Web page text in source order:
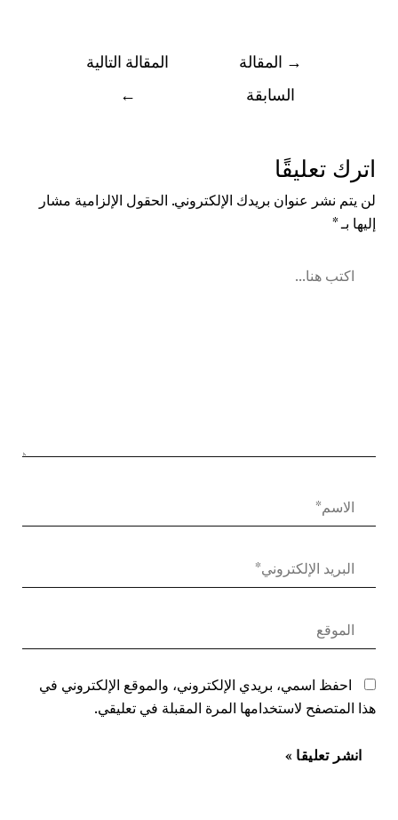
→ المقالة
السابقة
المقالة التالية
←
اترك تعليقًا
لن يتم نشر عنوان بريدك الإلكتروني. الحقول الإلزامية مشار
إليها بـ*
احفظ اسمي، بريدي الإلكتروني، والموقع الإلكتروني في
هذا المتصفح لاستخدامها المرة المقبلة في تعليقي.